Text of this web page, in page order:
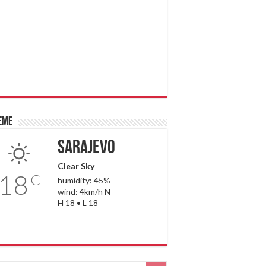
C
Sarajevo
Clear Sky
humidity: 45%
wind: 4km/h N
H 18 • L 18